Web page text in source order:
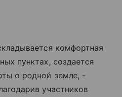
комфортная
пунктах, создается
о родной земле, -
участников